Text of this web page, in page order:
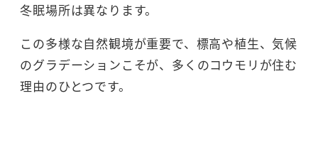
冬眠場所は異なります。
この多様な自然観境が重要で、標高や植生、気候
のグラデーションこそが、多くのコウモリが住む
理由のひとつです。